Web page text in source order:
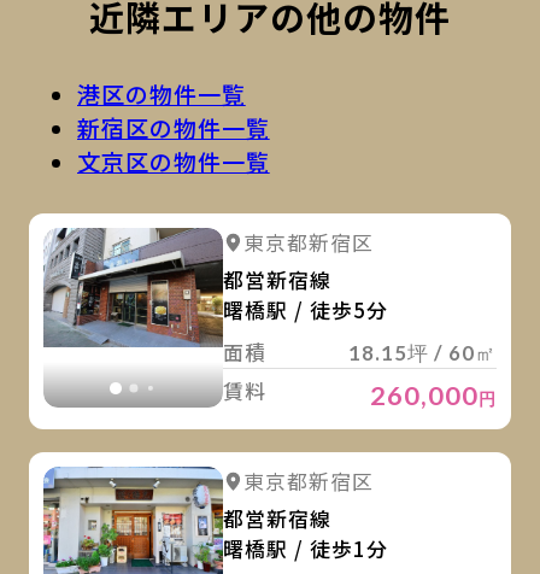
近隣エリアの他の物件
港区の物件一覧
新宿区の物件一覧
文京区の物件一覧
詳細を見る
東京都新宿区
都営新宿線
曙橋駅 / 徒歩5分
面積
18.15坪 / 60㎡
賃料 260,000円
詳細を見る
東京都新宿区
都営新宿線
曙橋駅 / 徒歩1分